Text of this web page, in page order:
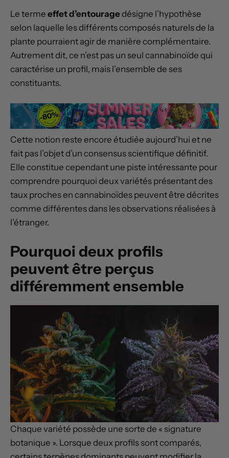
Le terme effet d’entouragedésigne l’hypothèse
selon laquelle les différents composés naturels de la
plante pourraient agir de manière complémentaire.
Autrement dit, ce n’est pas un seul cannabinoïde qui
caractérise un profil, mais l’ensemble de ses
constituants.
Cette notion reste encore étudiée aujourd’hui et ne
fait pas l’objet d’un consensus scientifique définitif.
Elle constitue cependant une piste intéressante pour
comprendre pourquoi deux variétés présentant des
taux proches en cannabinoïdes peuvent être décrites
comme différentes dans les observations réalisées à
l’étranger.
Pourquoi deux profils
peuvent être perçus
différemment ensemble
Chaque variété possède une sorte de « signature
botanique ». Lorsque deux profils sont comparés,